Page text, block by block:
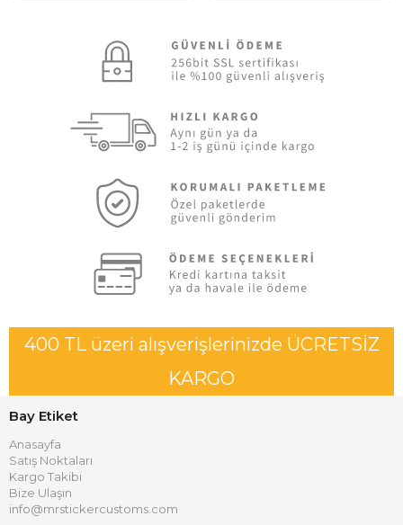
400 TL üzeri alışverişlerinizde ÜCRETSİZ
KARGO
Bay Etiket
Anasayfa
Satış Noktaları
Kargo Takibi
Bize Ulaşın
info@mrstickercustoms.com